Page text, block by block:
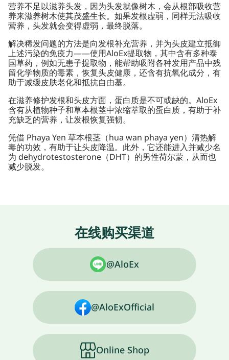
营养不足以滋养头发，因为头发就像树木，会从根部吸收营
养来滋养树木使其茂盛生长。如果发根虚弱，同样无法吸收
营养，头发就会变得虚弱，最终脱落。
解决稀发问题的方法是向发根补充营养，并为头皮建立抵御
上述污染的免疫力——使用AloEx提取物，其中含有多种泰
国草药，例如无患子提取物，能帮助吸附各种发用产品中残
留化学物质的毒素，恢复头皮健康，还含有抗氧化成分，有
助于减缓皮肤老化和抵抗自由基。
在滋养修护发根和头皮方面，蛋白质是不可或缺的。AloEx
含有从植物种子和草本根茎中浓缩萃取的蛋白质，有助于补
充缺乏的营养，让发根恢复强韧。
凭借 Phaya Yen 草本根茎（hua wan phaya yen）清热解
毒的功效，有助于让头皮降温。此外，它还能进入并减少名
为 dehydrotestosterone（DHT）的男性荷尔蒙，从而也
减少脱发。
在线购买渠道
@AloEx
@AloExOfficial
Online Shop